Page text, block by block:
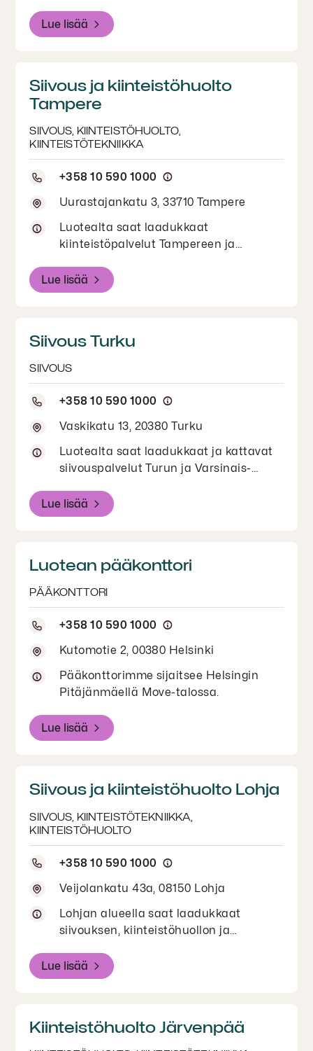
Lue lisää
Siivous ja kiinteistöhuolto
Tampere
SIIVOUS, KIINTEISTÖHUOLTO,
KIINTEISTÖTEKNIIKKA
+358 10 590 1000
Uurastajankatu 3, 33710 Tampere
Luotealta saat laadukkaat
kiinteistöpalvelut Tampereen ja
monipuoliset siivouksen,
kiinteistöhuollon ja kiinteistötekniikan
siivouspalveluihin liittyvissä asioissa!
Tapaamiset erikseen sovittaessa.
Lue lisää
Siivous Turku
SIIVOUS
+358 10 590 1000
Vaskikatu 13, 20380 Turku
Luotealta saat laadukkaat ja kattavat
siivouspalvelut Turun ja Varsinais-
kaikissa siivouspalveluihin liittyvissä
asioissa! Tapaamiset erikseen
Lue lisää
Luotean pääkonttori
PÄÄKONTTORI
+358 10 590 1000
Kutomotie 2, 00380 Helsinki
Pääkonttorimme sijaitsee Helsingin
Pitäjänmäellä Move-talossa.
Lue lisää
Siivous ja kiinteistöhuolto Lohja
SIIVOUS, KIINTEISTÖTEKNIIKKA,
KIINTEISTÖHUOLTO
+358 10 590 1000
Veijolankatu 43a, 08150 Lohja
Lohjan alueella saat laadukkaat
siivouksen, kiinteistöhuollon ja
yritysasiakkaille Luotealta. Tutustu
toimipaikkaan ja Luotean
Lue lisää
Kiinteistöhuolto Järvenpää